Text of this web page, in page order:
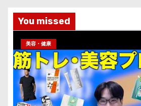
You missed
美容・健康